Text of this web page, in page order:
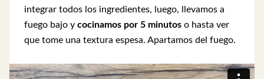
integrar todos los ingredientes, luego, llevamos a
fuego bajo y cocinamos por 5 minutos o hasta ver
que tome una textura espesa. Apartamos del fuego.